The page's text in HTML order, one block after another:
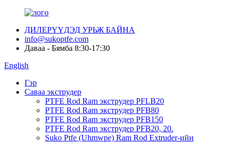
ДИЛЕРҮҮДЭД УРЬЖ БАЙНА
info@sukoptfe.com
Даваа - Бямба 8:30-17:30
English
Гэр
Саваа экструдер
PTFE Rod Ram экструдер PFLB20
PTFE Rod Ram экструдер PFB80
PTFE Rod Ram экструдер PFB150
PTFE Rod Ram экструдер PFB20, 20.
Suko Ptfe (Uhmwpe) Ram Rod Extruder-ийн